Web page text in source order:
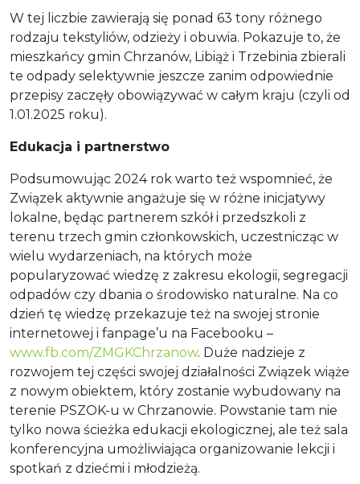
W tej liczbie zawierają się ponad 63 tony różnego
rodzaju tekstyliów, odzieży i obuwia. Pokazuje to, że
mieszkańcy gmin Chrzanów, Libiąż i Trzebinia zbierali
te odpady selektywnie jeszcze zanim odpowiednie
przepisy zaczęły obowiązywać w całym kraju (czyli od
1.01.2025 roku).
Edukacja i partnerstwo
Podsumowując 2024 rok warto też wspomnieć, że
Związek aktywnie angażuje się w różne inicjatywy
lokalne, będąc partnerem szkół i przedszkoli z
terenu trzech gmin członkowskich, uczestnicząc w
wielu wydarzeniach, na których może
popularyzować wiedzę z zakresu ekologii, segregacji
odpadów czy dbania o środowisko naturalne. Na co
dzień tę wiedzę przekazuje też na swojej stronie
internetowej i fanpage’u na Facebooku –
www.fb.com/ZMGKChrzanow. Duże nadzieje z
rozwojem tej części swojej działalności Związek wiąże
z nowym obiektem, który zostanie wybudowany na
terenie PSZOK-u w Chrzanowie. Powstanie tam nie
tylko nowa ścieżka edukacji ekologicznej, ale też sala
konferencyjna umożliwiająca organizowanie lekcji i
spotkań z dziećmi i młodzieżą.